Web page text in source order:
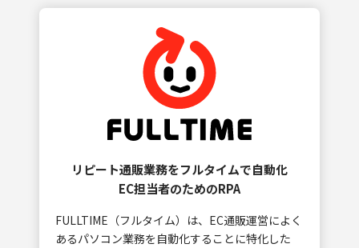
access
information
service
FULLTIME
CLOUD OFFER
WEB SYSTEM
WEB SOLUTION
リピート通販業務をフルタイムで自動化
EC担当者のためのRPA
FULLTIME（フルタイム）は、EC通販運営によく
あるパソコン業務を自動化することに特化した